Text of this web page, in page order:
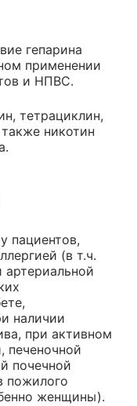
гепарина
применении
и НПВС.
тетрациклин,
никотин
пациентов,
(в т.ч.
артериальной
наличии
при активном
печеночной
почечной
пожилого
женщины).